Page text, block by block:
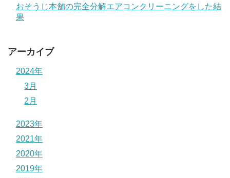
おそうじ本舗の完全分解エアコンクリーニングをした結
果
アーカイブ
2024年
3月
2月
2023年
2021年
2020年
2019年